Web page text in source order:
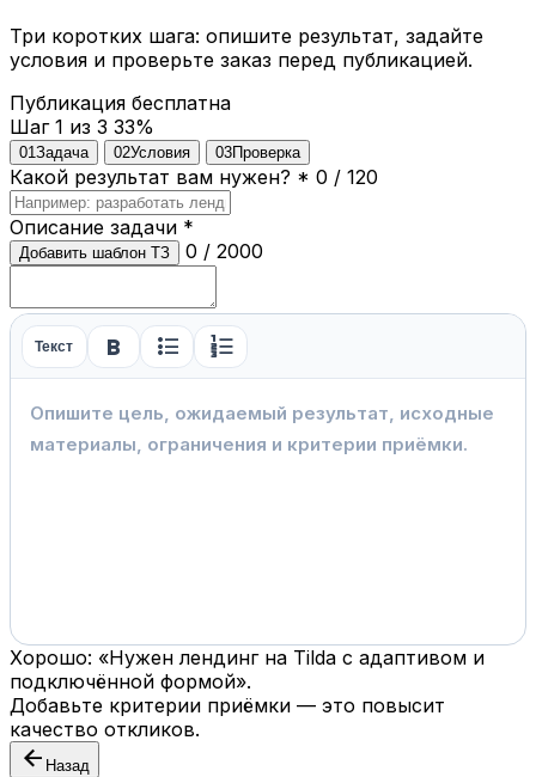
Три коротких шага: опишите результат, задайте
условия и проверьте заказ перед публикацией.
Публикация бесплатна
Шаг 1 из 3 33%
01 Задача 02Условия 03Проверка
Какой результат вам нужен? * 0 / 120
Описание задачи *
Добавить шаблон ТЗ 0 / 2000
Текст format_bold format_list_bulleted format_list_numbered
Хорошо: «Нужен лендинг на Tilda с адаптивом и
подключённой формой».
Добавьте критерии приёмки — это повысит
качество откликов.
arrow_back Назад